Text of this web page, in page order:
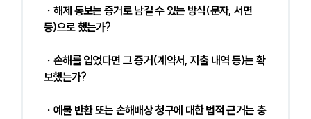
등)으로 했는가?
보했는가?